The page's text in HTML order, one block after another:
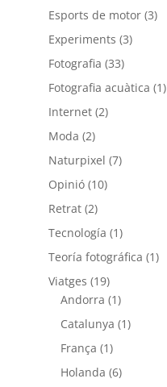
Esports de motor(3)
Experiments (3)
Fotografia (33)
Fotografia acuàtica (1)
Internet(2)
Moda (2)
Naturpixel (7)
Opinió(10)
Retrat(2)
Tecnología (1)
Teoría fotográfica (1)
Viatges (19)
Andorra (1)
Catalunya (1)
França (1)
Holanda (6)